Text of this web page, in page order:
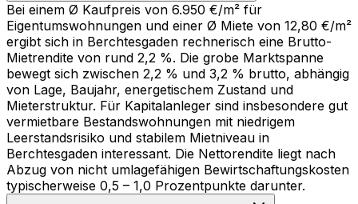
Bei einem Ø Kaufpreis von 6.950 €/m² für
Eigentumswohnungen und einer Ø Miete von 12,80 €/m²
ergibt sich in Berchtesgaden rechnerisch eine Brutto-
Mietrendite von rund 2,2 %. Die grobe Marktspanne
bewegt sich zwischen 2,2 % und 3,2 % brutto, abhängig
von Lage, Baujahr, energetischem Zustand und
Mieterstruktur. Für Kapitalanleger sind insbesondere gut
vermietbare Bestandswohnungen mit niedrigem
Leerstandsrisiko und stabilem Mietniveau in
Berchtesgaden interessant. Die Nettorendite liegt nach
Abzug von nicht umlagefähigen Bewirtschaftungskosten
typischerweise 0,5 – 1,0 Prozentpunkte darunter.